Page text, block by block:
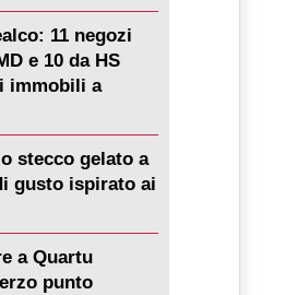
11 negozi
e 10 da HS
immobili a
stecco gelato a
gusto ispirato ai
a Quartu
punto